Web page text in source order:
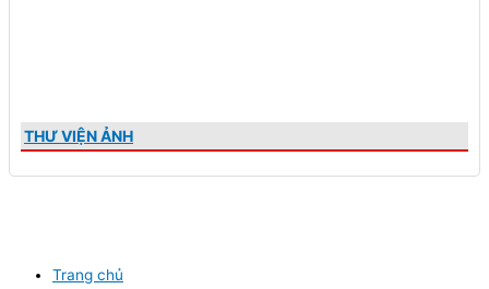
THƯ VIỆN ẢNH
Trang chủ